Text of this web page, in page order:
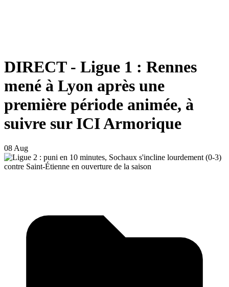
DIRECT - Ligue 1 : Rennes
mené à Lyon après une
première période animée, à
suivre sur ICI Armorique
08 Aug